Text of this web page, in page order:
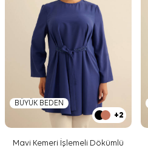
BÜYÜK BEDEN
+2
Mavi Kemeri İşlemeli Dökümlü